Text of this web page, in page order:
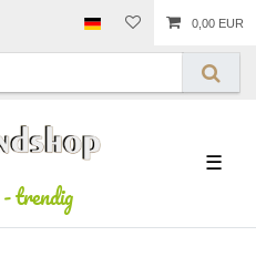
0,00 EUR
-trendig
☰